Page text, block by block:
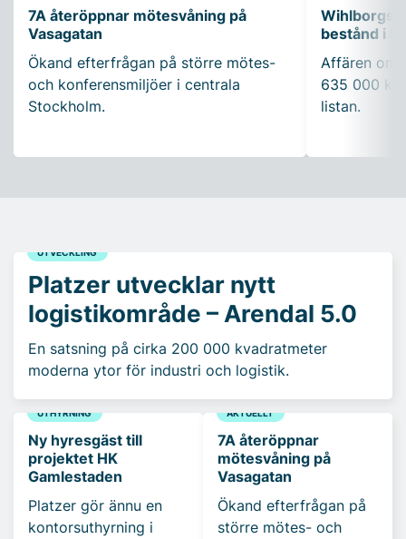
7A återöppnar mötesvåning på
Vasagatan
Ökand efterfrågan på större mötes-
och konferensmiljöer i centrala
Stockholm.
Wihlborgs
bestånd i
Affären
635 000
listan.
UTVECKLING
Platzer utvecklar nytt
logistikområde – Arendal 5.0
En satsning på cirka 200 000 kvadratmeter
moderna ytor för industri och logistik.
UTHYRNING
Ny hyresgäst till
projektet HK
Gamlestaden
Platzer gör ännu en
kontorsuthyrning i
AKTUELLT
7A återöppnar
mötesvåning på
Vasagatan
Ökand efterfrågan på
större mötes- och